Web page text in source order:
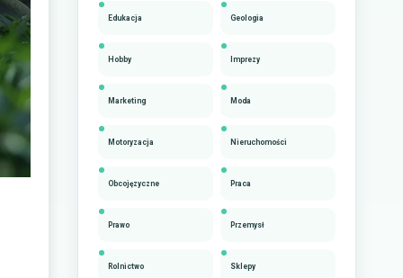
Edukacja Geologia
Hobby Imprezy
Marketing Moda
Motoryzacja Nieruchomości
Obcojęzyczne Praca
Prawo Przemysł
Rolnictwo Sklepy